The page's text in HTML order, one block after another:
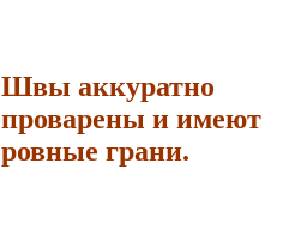
Швы аккуратно
проварены и имеют
ровные грани.